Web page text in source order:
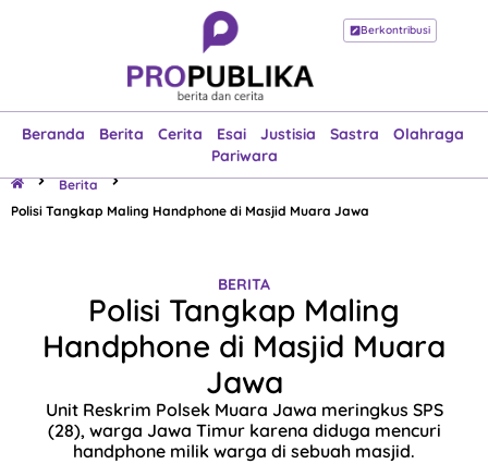
Berkontribusi
Beranda Berita Cerita Esai Justisia Sastra
Olahraga
Pariwara
Beranda
Esai
Justisia
Sastra
Olahraga
Pariwara
Berita
Polisi Tangkap Maling Handphone di Masjid Muara Jawa
BERITA
Polisi Tangkap Maling
Handphone di Masjid Muara
Jawa
Unit Reskrim Polsek Muara Jawa meringkus SPS
(28), warga Jawa Timur karena diduga mencuri
handphone milik warga di sebuah masjid.